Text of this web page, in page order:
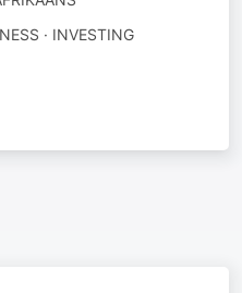
· INVESTING